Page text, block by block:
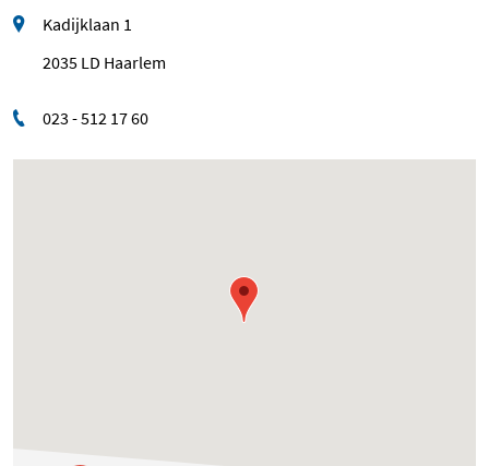
Kadijklaan 1
2035 LD Haarlem
023 - 512 17 60